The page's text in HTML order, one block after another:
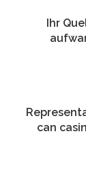
Ihr
can